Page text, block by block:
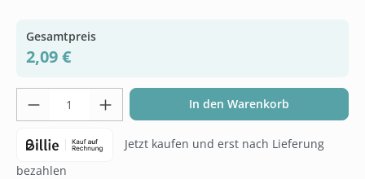
Gesamtpreis
2,09 €
Produkt Anzahl: Gib den gewünschten
In den Warenkorb
Jetzt kaufen und erst nach Lieferung
bezahlen